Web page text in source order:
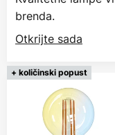
brenda.
Otkrijte sada
+ količinski popust